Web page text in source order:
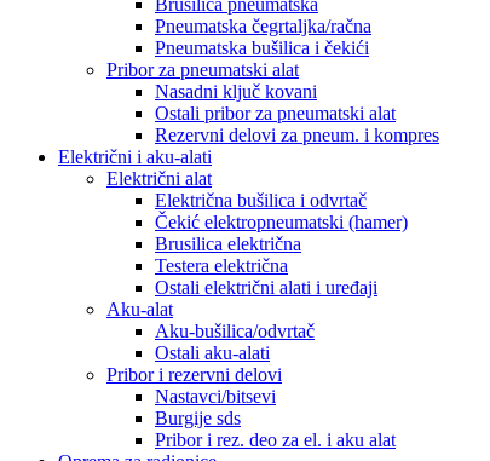
Brusilica pneumatska
Pneumatska čegrtaljka/račna
Pneumatska bušilica i čekići
Pribor za pneumatski alat
Nasadni ključ kovani
Ostali pribor za pneumatski alat
Rezervni delovi za pneum. i kompres
Električni i aku-alati
Električni alat
Električna bušilica i odvrtač
Čekić elektropneumatski (hamer)
Brusilica električna
Testera električna
Ostali električni alati i uređaji
Aku-alat
Aku-bušilica/odvrtač
Ostali aku-alati
Pribor i rezervni delovi
Nastavci/bitsevi
Burgije sds
Pribor i rez. deo za el. i aku alat